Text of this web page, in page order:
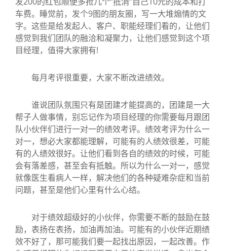
车费。睡觉前，发个9图的朋友圈，写一大堆煽情的文
字。这些是给发起人、客户、职能经理们看的，让他们
感觉到我们团队的融洽和凝聚力，让他们感觉到这个项
目经理，值得大家拥有!
每月考评很重要，大家不断改进绩效。
谁说团队氛围只有是团建才能提高的，团建是一大
帮子人做事情，别忘记作为项目经理的你需要每月跟团
队小伙伴们进行一对一的绩效考评。绩效考评为什么一
对一，想必大家都能理解，可能有的人绩效很差，可能
有的人绩效很好。让他们看到各自的绩效的时候，可能
会有落差感，甚至会有抵触。所以为什么一对一，感觉
就像医生看病人一样，解决他们的各种疑难杂症和当前
问题，甚至是他们心里有什么心结。
对于绩效超级好的小伙伴，你需要不断的鼓励在鼓
励，表扬在表扬，加油再加油。可能有的小伙伴近期绩
效不好了，那可能我们要一起找出原因，一起改善。作